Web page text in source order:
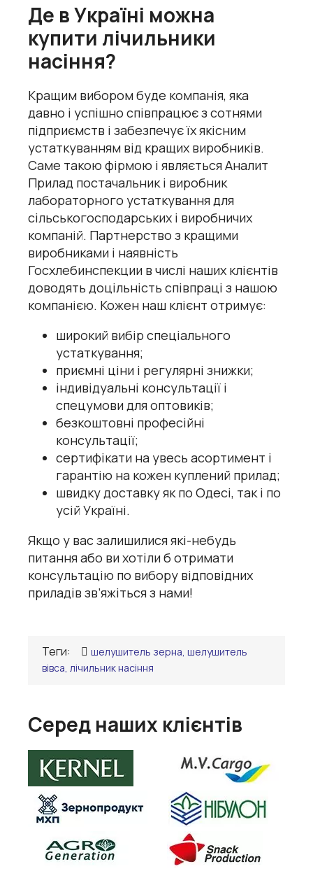
Де в Україні можна
купити лічильники
насіння?
Кращим вибором буде компанія, яка
давно і успішно співпрацює з сотнями
підприємств і забезпечує їх якісним
устаткуванням від кращих виробників.
Саме такою фірмою і являється Аналит
Прилад постачальник і виробник
лабораторного устаткування для
сільськогосподарських і виробничих
компаній. Партнерство з кращими
виробниками і наявність
Госхлебинспекции в числі наших клієнтів
доводять доцільність співпраці з нашою
компанією. Кожен наш клієнт отримує:
широкий вибір спеціального
устаткування;
приємні ціни і регулярні знижки;
індивідуальні консультації і
спецумови для оптовиків;
безкоштовні професійні
консультації;
сертифікати на увесь асортимент і
гарантію на кожен куплений прилад;
швидку доставку як по Одесі, так і по
усій Україні.
Якщо у вас залишилися які-небудь
питання або ви хотіли б отримати
консультацію по вибору відповідних
приладів зв’яжіться з нами!
Теги:
шелушитель зерна, шелушитель
вівса, лічильник насіння
Серед наших клієнтів